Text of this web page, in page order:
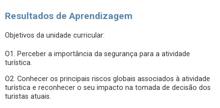
Resultados de Aprendizagem
Objetivos da unidade curricular:
O1. Perceber a importância da segurança para a atividade
turística.
O2. Conhecer os principais riscos globais associados à atividade
turística e reconhecer o seu impacto na tomada de decisão dos
turistas atuais.